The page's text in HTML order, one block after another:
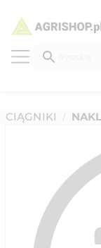
CIĄGNIKI /